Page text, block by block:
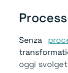
Senza
oggi